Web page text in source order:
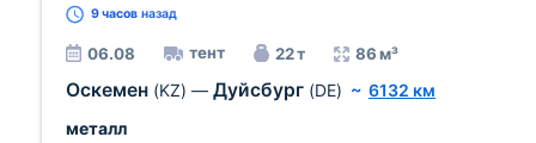
9 часов назад
06.08 тент 22 т 86 м³
Оскемен (KZ) — Дуйсбург (DE) ~ 6132 км
металл